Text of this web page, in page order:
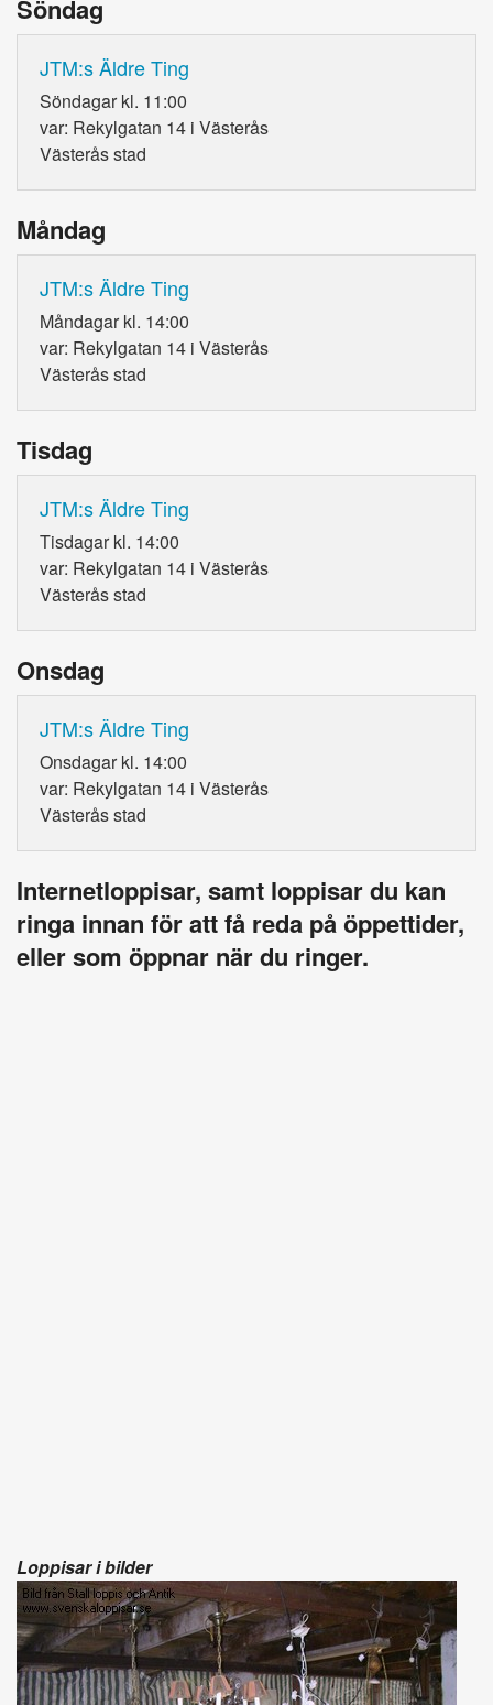
Söndag
JTM:s Äldre Ting
Söndagar kl. 11:00
var: Rekylgatan 14 i Västerås
Västerås stad
Måndag
JTM:s Äldre Ting
Måndagar kl. 14:00
var: Rekylgatan 14 i Västerås
Västerås stad
Tisdag
JTM:s Äldre Ting
Tisdagar kl. 14:00
var: Rekylgatan 14 i Västerås
Västerås stad
Onsdag
JTM:s Äldre Ting
Onsdagar kl. 14:00
var: Rekylgatan 14 i Västerås
Västerås stad
Internetloppisar, samt loppisar du kan
ringa innan för att få reda på öppettider,
eller som öppnar när du ringer.
Loppisar i bilder